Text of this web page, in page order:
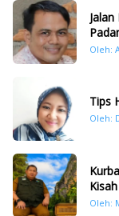
Oleh:
Tips
Oleh:
Oleh: